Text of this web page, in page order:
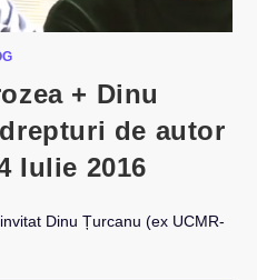
+ Dinu
de autor
Iulie 2016
Dinu Țurcanu (ex UCMR-